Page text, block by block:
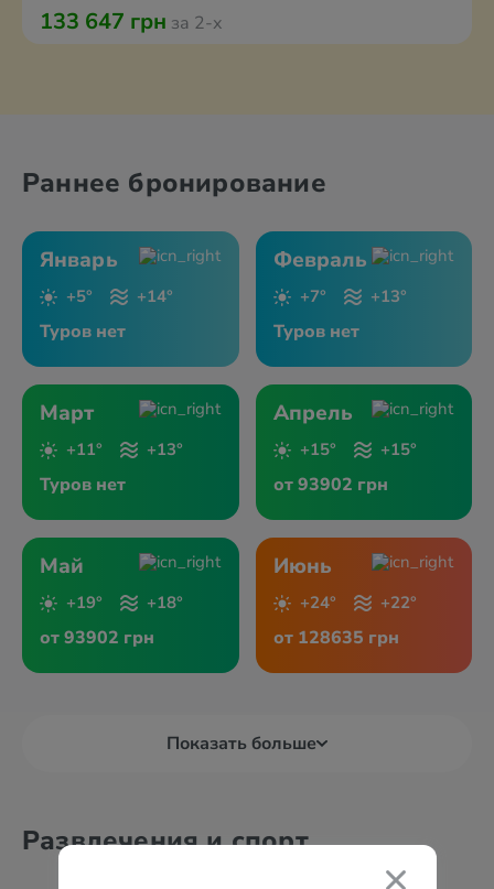
133 647 грн за 2-х
Раннее бронирование
Январь
+5° +14°
Туров нет
Февраль
+7° +13°
Туров нет
Март
+11° +13°
Туров нет
Апрель
+15° +15°
от 93902 грн
Май
+19° +18°
от 93902 грн
Июнь
+24° +22°
от 128635 грн
Показать больше
Развлечения и спорт